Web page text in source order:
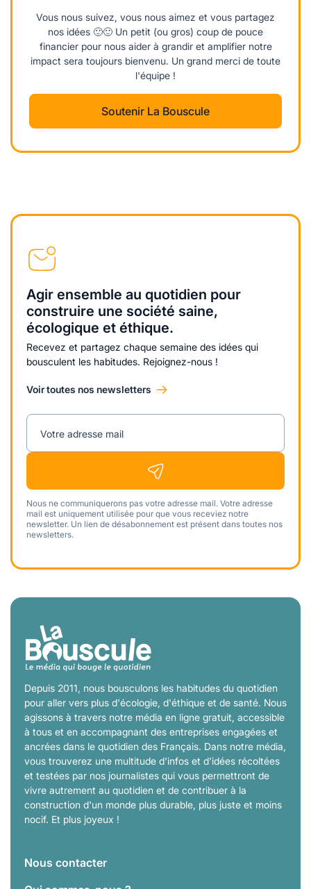
Vous nous suivez, vous nous aimez et vous partagez
nos idées 🙂🙂 Un petit (ou gros) coup de pouce
financier pour nous aider à grandir et amplifier notre
impact sera toujours bienvenu. Un grand merci de toute
l'équipe !
Soutenir La Bouscule
Agir ensemble au quotidien pour
construire une société saine,
écologique et éthique.
Recevez et partagez chaque semaine des idées qui
bousculent les habitudes. Rejoignez-nous !
Voir toutes nos newsletters
Votre adresse mail
Nous ne communiquerons pas votre adresse mail. Votre adresse
mail est uniquement utilisée pour que vous receviez notre
newsletter. Un lien de désabonnement est présent dans toutes nos
newsletters.
Depuis 2011, nous bousculons les habitudes du quotidien
pour aller vers plus d'écologie, d'éthique et de santé. Nous
agissons à travers notre média en ligne gratuit, accessible
à tous et en accompagnant des entreprises engagées et
ancrées dans le quotidien des Français. Dans notre média,
vous trouverez une multitude d'infos et d'idées récoltées
et testées par nos journalistes qui vous permettront de
vivre autrement au quotidien et de contribuer à la
construction d'un monde plus durable, plus juste et moins
nocif. Et plus joyeux !
Nous contacter